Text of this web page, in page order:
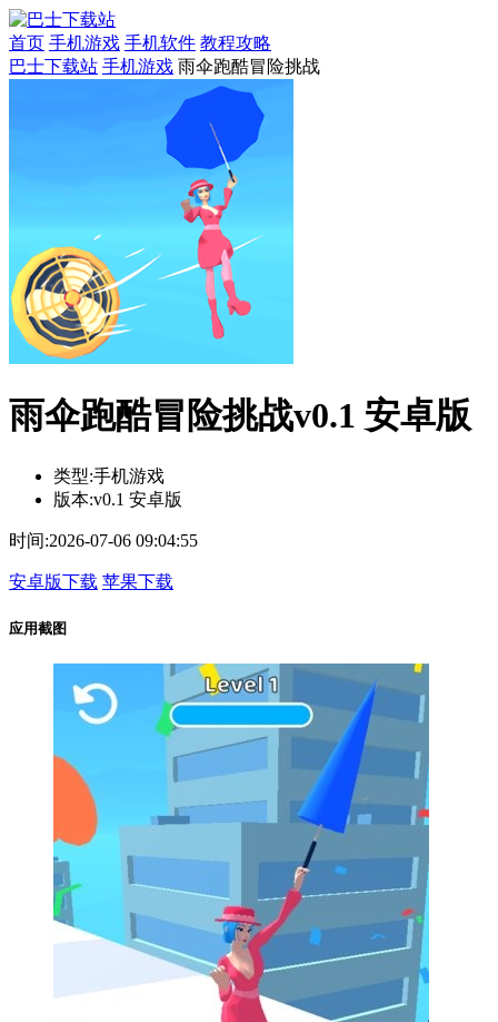
首页 手机游戏 手机软件 教程攻略
巴士下载站 手机游戏 雨伞跑酷冒险挑战
雨伞跑酷冒险挑战v0.1 安卓版
类型:手机游戏
版本:v0.1 安卓版
时间:2026-07-06 09:04:55
安卓版下载 苹果下载
应用截图